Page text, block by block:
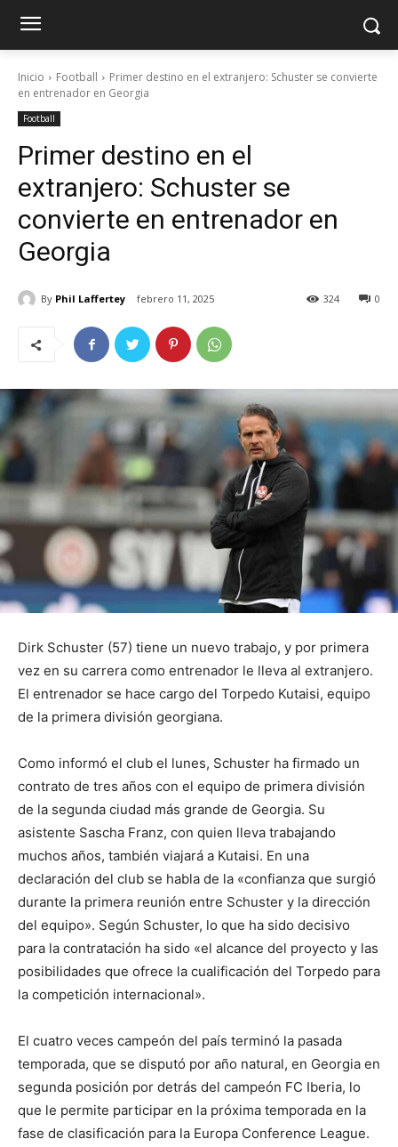
Inicio Football
Primer destino en el extranjero: Schuster se convierte
en entrenador en Georgia
Football
Primer destino en el
extranjero: Schuster se
convierte en entrenador en
Georgia
By Phil Laffertey febrero 11, 2025 0
324
Dirk Schuster (57) tiene un nuevo trabajo, y por primera
vez en su carrera como entrenador le lleva al extranjero.
El entrenador se hace cargo del Torpedo Kutaisi, equipo
de la primera división georgiana.
Como informó el club el lunes, Schuster ha firmado un
contrato de tres años con el equipo de primera división
de la segunda ciudad más grande de Georgia. Su
asistente Sascha Franz, con quien lleva trabajando
muchos años, también viajará a Kutaisi. En una
declaración del club se habla de la «confianza que surgió
durante la primera reunión entre Schuster y la dirección
del equipo». Según Schuster, lo que ha sido decisivo
para la contratación ha sido «el alcance del proyecto y las
posibilidades que ofrece la cualificación del Torpedo para
la competición internacional».
El cuatro veces campeón del país terminó la pasada
temporada, que se disputó por año natural, en Georgia en
segunda posición por detrás del campeón FC Iberia, lo
que le permite participar en la próxima temporada en la
fase de clasificación para la Europa Conference League.